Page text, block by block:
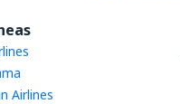
Airlines